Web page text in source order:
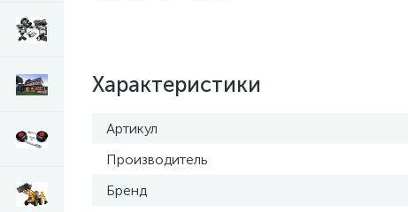
Характеристики
Артикул
Производитель
Бренд